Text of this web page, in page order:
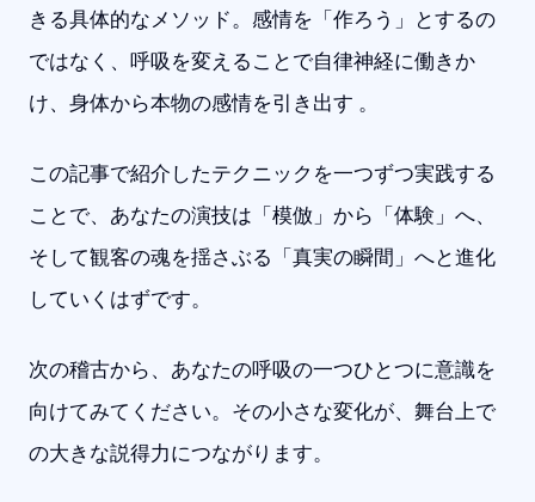
きる具体的なメソッド。感情を「作ろう」とするの
ではなく、呼吸を変えることで自律神経に働きか
け、身体から本物の感情を引き出す 。
この記事で紹介したテクニックを一つずつ実践する
ことで、あなたの演技は「模倣」から「体験」へ、
そして観客の魂を揺さぶる「真実の瞬間」へと進化
していくはずです。
次の稽古から、あなたの呼吸の一つひとつに意識を
向けてみてください。その小さな変化が、舞台上で
の大きな説得力につながります。